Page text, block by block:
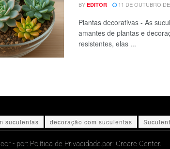
BY EDITOR 11 DE OUTUBRO
Plantas decorativas - As
amantes de plantas e
resistentes, elas ...
suculentas decoração com suculentas
- por: Política de Privacidade.por: Creare Center.